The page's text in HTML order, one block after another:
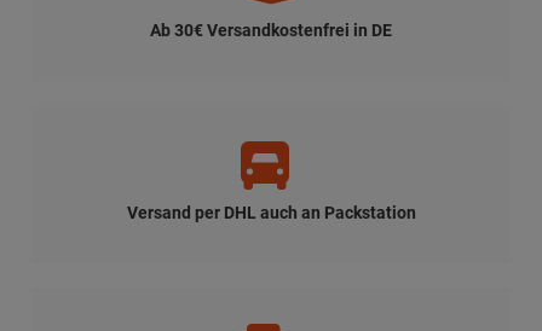
Ab 30€ Versandkostenfrei in DE
Versand per DHL auch an Packstation